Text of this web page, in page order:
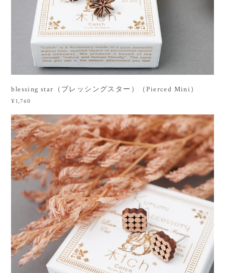
blessing star（ブレッシングスター）（Pierced Mini）
¥1,760